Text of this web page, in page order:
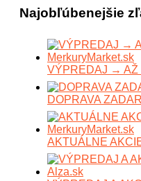
Najobľúbenejšie
VÝPREDAJ → AŽ
DOPRAVA
AKTUÁLNE